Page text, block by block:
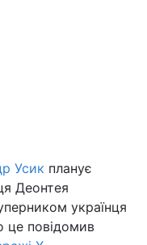
Усик планує
Деонтея
українця
це повідомив